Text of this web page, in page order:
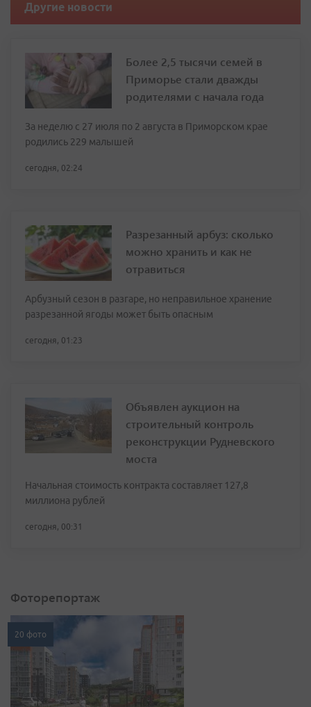
Другие новости
Более 2,5 тысячи семей в
Приморье стали дважды
родителями с начала года
За неделю с 27 июля по 2 августа в Приморском крае
родились 229 малышей
сегодня, 02:24
Разрезанный арбуз: сколько
можно хранить и как не
отравиться
Арбузный сезон в разгаре, но неправильное хранение
разрезанной ягоды может быть опасным
сегодня, 01:23
Объявлен аукцион на
строительный контроль
реконструкции Рудневского
моста
Начальная стоимость контракта составляет 127,8
миллиона рублей
сегодня, 00:31
Фоторепортаж
20 фото